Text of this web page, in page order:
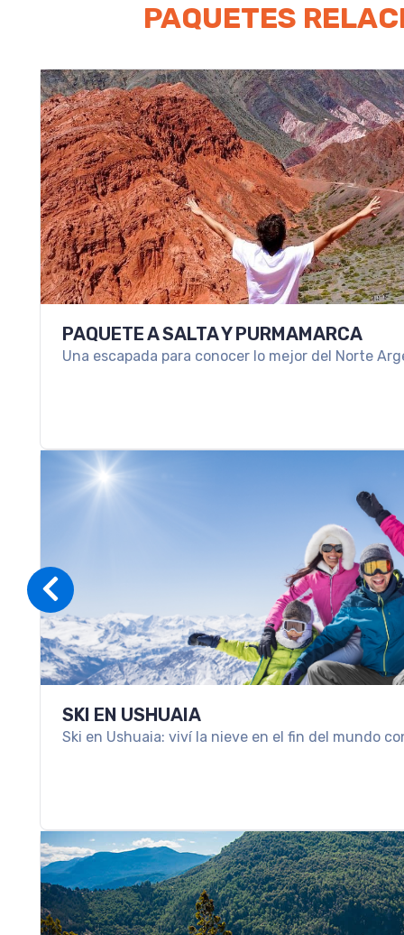
PAQUETES
PAQUETE A SALTA Y PURMAMARCA
Una escapada para conocer lo mejor del Norte
SKI EN USHUAIA
Ski en Ushuaia: viví la nieve en el fin del mundo